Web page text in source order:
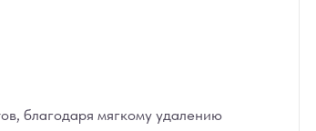
благодаря мягкому удалению